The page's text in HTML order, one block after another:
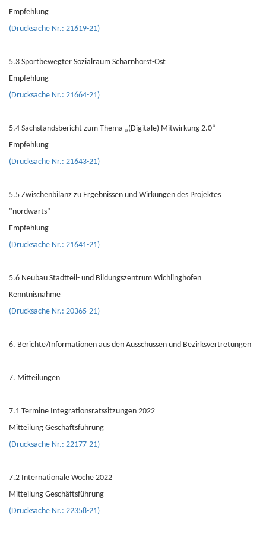
Empfehlung
(Drucksache Nr.: 21619-21)
5.3 Sportbewegter Sozialraum Scharnhorst-Ost
Empfehlung
(Drucksache Nr.: 21664-21)
5.4 Sachstandsbericht zum Thema „(Digitale) Mitwirkung 2.0“
Empfehlung
(Drucksache Nr.: 21643-21)
5.5 Zwischenbilanz zu Ergebnissen und Wirkungen des Projektes
"nordwärts"
Empfehlung
(Drucksache Nr.: 21641-21)
5.6 Neubau Stadtteil- und Bildungszentrum Wichlinghofen
Kenntnisnahme
(Drucksache Nr.: 20365-21)
6. Berichte/Informationen aus den Ausschüssen und Bezirksvertretungen
7. Mitteilungen
7.1 Termine Integrationsratssitzungen 2022
Mitteilung Geschäftsführung
(Drucksache Nr.: 22177-21)
7.2 Internationale Woche 2022
Mitteilung Geschäftsführung
(Drucksache Nr.: 22358-21)